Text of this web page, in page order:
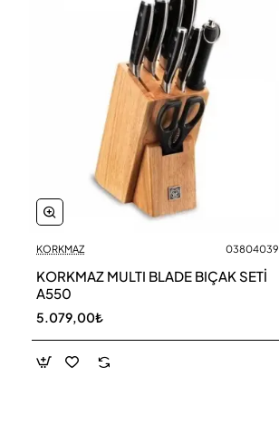
KORKMAZ 03804039
KORKMAZ MULTI BLADE BIÇAK SETİ
A550
5.079,00₺